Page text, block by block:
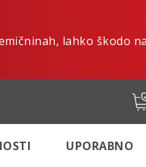
lahko škodo
UPORABNO